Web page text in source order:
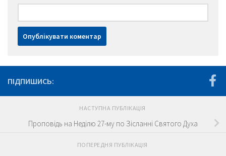
ПІДПИШИСЬ:
НАСТУПНА ПУБЛІКАЦІЯ
Проповідь на Неділю 27-му по Зісланні Святого Духа
ПОПЕРЕДНЯ ПУБЛІКАЦІЯ